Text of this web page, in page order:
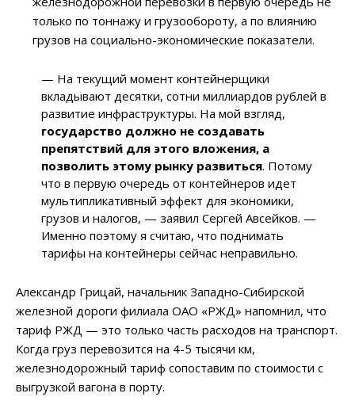
только по тоннажу и грузообороту, а по влиянию
грузов на социально-экономические показатели.
— На текущий момент контейнерщики
вкладывают десятки, сотни миллиардов рублей в
развитие инфраструктуры. На мой взгляд,
государство должно не создавать
препятствий для этого вложения, а
позволить этому рынку развиться. Потому
что в первую очередь от контейнеров идет
мультипликативный эффект для экономики,
грузов и налогов, — заявил Сергей Авсейков. —
Именно поэтому я считаю, что поднимать
тарифы на контейнеры сейчас неправильно.
Александр Грицай, начальник Западно-Сибирской
железной дороги филиала ОАО «РЖД» напомнил, что
тариф РЖД — это только часть расходов на транспорт.
Когда груз перевозится на 4-5 тысячи км,
железнодорожный тариф сопоставим по стоимости с
выгрузкой вагона в порту.